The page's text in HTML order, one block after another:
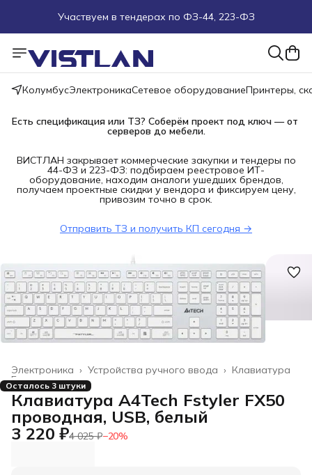
Участвуем в тендерах по ФЗ-44, 223-ФЗ
Поможем подобрать оборудование под ТЗ
Пуско-наладочные работы
Пришлите запрос на e-mail или в чат
КолумбусЭлектроникаСетевое оборудованиеПринтеры,
Есть спецификация или ТЗ? Соберём проект под ключ — от
серверов до мебели.
ВИСТЛАН закрывает коммерческие закупки и тендеры по
44-ФЗ и 223-ФЗ: подбираем реестровое ИТ-
оборудование, находим аналоги ушедших брендов,
получаем проектные скидки у вендора и фиксируем цену,
привозим точно в срок.
Отправить ТЗ и получить КП сегодня →
Клавиатура
Устройства ручного ввода ›
Электроника ›
Главная ›
Осталось 3 штуки
Клавиатура A4Tech Fstyler FX50
проводная, USB, белый
3 220 ₽4 025 ₽−20%